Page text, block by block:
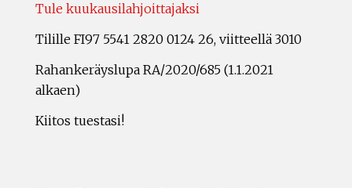
Tule kuukausilahjoittajaksi
Tilille FI97 5541 2820 0124 26, viitteellä 3010
Rahankeräyslupa RA/2020/685 (1.1.2021
alkaen)
Kiitos tuestasi!